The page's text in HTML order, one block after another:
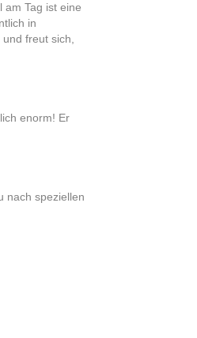
am Tag ist eine
in
freut sich,
enorm! Er
nach speziellen